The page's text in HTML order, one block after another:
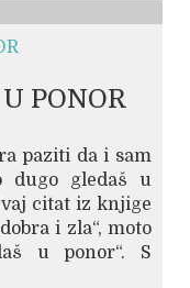
PONOR
paziti da i sam
dugo gledaš u
citat iz knjige
i zla“, moto
u ponor“. S